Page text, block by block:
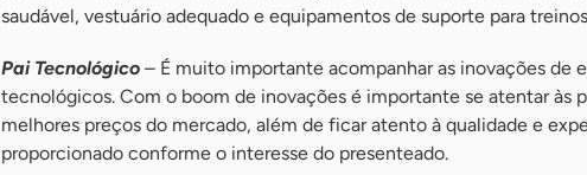
saudável, vestuário adequado e equipamentos de suporte para
Pai Tecnológico – É muito importante acompanhar as inovações de
tecnológicos. Com o boom de inovações é importante se atentar às
melhores preços do mercado, além de ficar atento à qualidade e
proporcionado conforme o interesse do presenteado.